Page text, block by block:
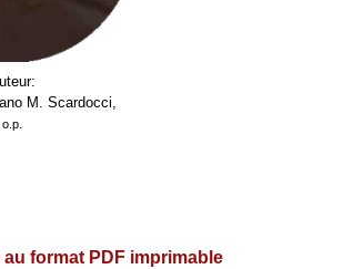
M. Scardocci,
o.p.
format PDF imprimable